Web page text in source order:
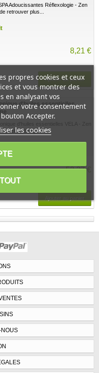
Adoucissantes Réflexologie - Zen
retrouver plus...
8,21 €
Ajouter au panier
d'huiles essentielles
d'huiles essentielles VELA - Zen
de bougie...
52,37 €
Ajouter au panier
propres cookies et ceux
et vous montrer des
en analysant vos
votre consentement
Accepter.
les cookies